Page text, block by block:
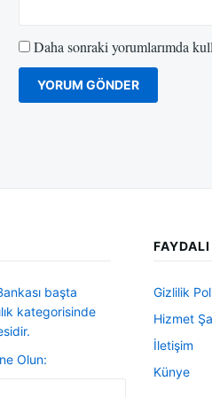
Daha sonraki yorumlarımda
başta
kategorisinde
Olun:
Gizlilik
Hizmet
İletişim
Künye